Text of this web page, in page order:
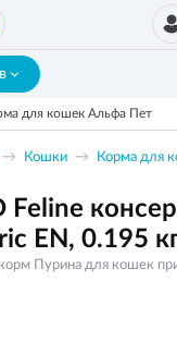
для кошек Альфа Пет
Кошки Корма для
Feline
EN, 0.195
Пурина для кошек